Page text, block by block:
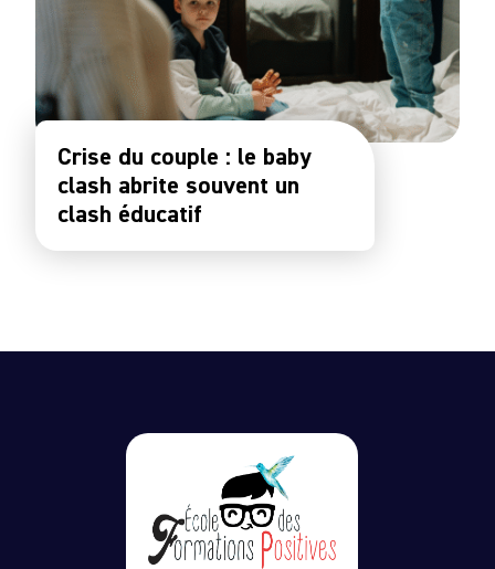
Crise du couple : le baby
clash abrite souvent un
clash éducatif